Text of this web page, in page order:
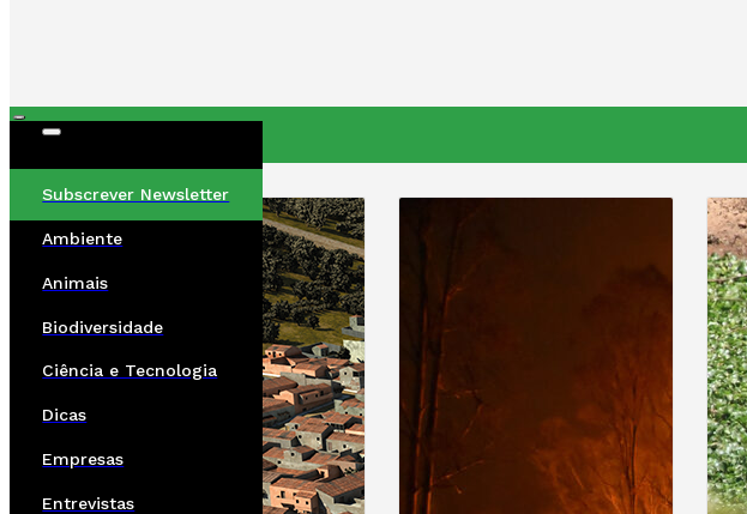
Subscrever Newsletter
Ambiente
Animais
Biodiversidade
Ciência e Tecnologia
Dicas
Empresas
Entrevistas